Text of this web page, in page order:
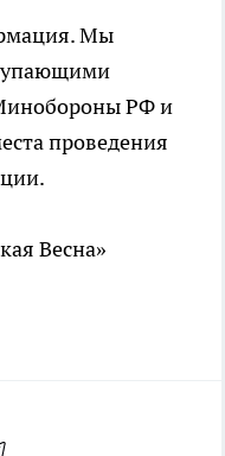
Мы
РФ и
проведения
Весна»